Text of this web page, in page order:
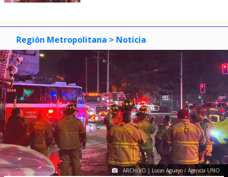
Región Metropolitana > Noticia
ARCHIVO | Lucas Aguayo / Agencia UNO